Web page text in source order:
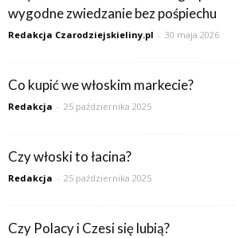
wygodne zwiedzanie bez pośpiechu
Redakcja Czarodziejskieliny.pl - 30 maja 2026
Co kupić we włoskim markecie?
Redakcja - 25 października 2025
Czy włoski to łacina?
Redakcja - 25 października 2025
Czy Polacy i Czesi się lubią?